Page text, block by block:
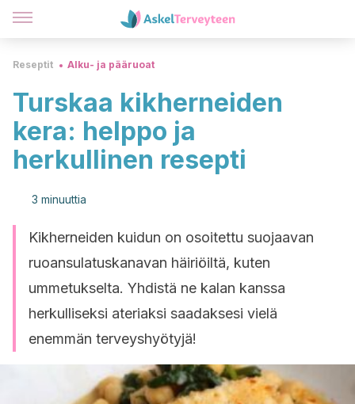
Reseptit Alku- ja pääruoat
Turskaa kikherneiden
kera: helppo ja
herkullinen resepti
3 minuuttia
Kikherneiden kuidun on osoitettu suojaavan
ruoansulatuskanavan häiriöiltä, kuten
ummetukselta. Yhdistä ne kalan kanssa
herkulliseksi ateriaksi saadaksesi vielä
enemmän terveyshyötyjä!